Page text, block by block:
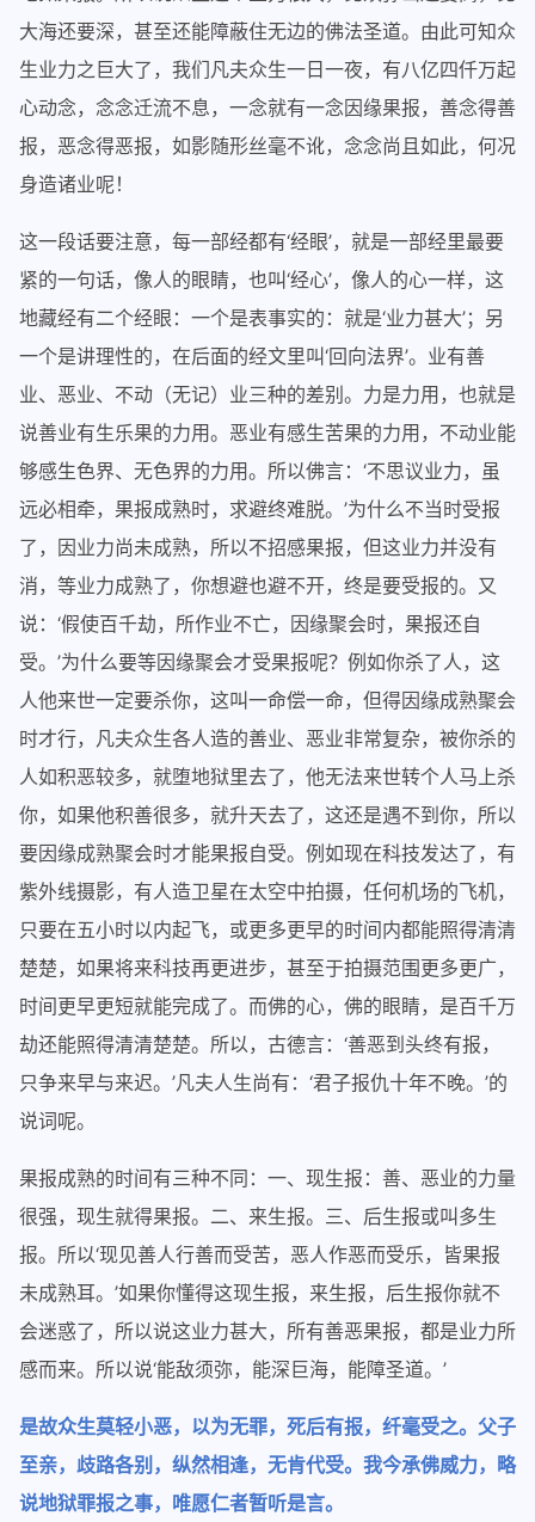
大海还要深，甚至还能障蔽住无边的佛法圣道。由此可知众
生业力之巨大了，我们凡夫众生一日一夜，有八亿四仟万起
心动念，念念迁流不息，一念就有一念因缘果报，善念得善
报，恶念得恶报，如影随形丝毫不讹，念念尚且如此，何况
身造诸业呢！
这一段话要注意，每一部经都有‘经眼’，就是一部经里最要
紧的一句话，像人的眼睛，也叫‘经心’，像人的心一样，这
地藏经有二个经眼：一个是表事实的：就是‘业力甚大’；另
一个是讲理性的，在后面的经文里叫‘回向法界’。业有善
业、恶业、不动（无记）业三种的差别。力是力用，也就是
说善业有生乐果的力用。恶业有感生苦果的力用，不动业能
够感生色界、无色界的力用。所以佛言：‘不思议业力，虽
远必相牵，果报成熟时，求避终难脱。’为什么不当时受报
了，因业力尚未成熟，所以不招感果报，但这业力并没有
消，等业力成熟了，你想避也避不开，终是要受报的。又
说：‘假使百千劫，所作业不亡，因缘聚会时，果报还自
受。’为什么要等因缘聚会才受果报呢？例如你杀了人，这
人他来世一定要杀你，这叫一命偿一命，但得因缘成熟聚会
时才行，凡夫众生各人造的善业、恶业非常复杂，被你杀的
人如积恶较多，就堕地狱里去了，他无法来世转个人马上杀
你，如果他积善很多，就升天去了，这还是遇不到你，所以
要因缘成熟聚会时才能果报自受。例如现在科技发达了，有
紫外线摄影，有人造卫星在太空中拍摄，任何机场的飞机，
只要在五小时以内起飞，或更多更早的时间内都能照得清清
楚楚，如果将来科技再更进步，甚至于拍摄范围更多更广，
时间更早更短就能完成了。而佛的心，佛的眼睛，是百千万
劫还能照得清清楚楚。所以，古德言：‘善恶到头终有报，
只争来早与来迟。’凡夫人生尚有：‘君子报仇十年不晚。’的
说词呢。
果报成熟的时间有三种不同：一、现生报：善、恶业的力量
很强，现生就得果报。二、来生报。三、后生报或叫多生
报。所以‘现见善人行善而受苦，恶人作恶而受乐，皆果报
未成熟耳。’如果你懂得这现生报，来生报，后生报你就不
会迷惑了，所以说这业力甚大，所有善恶果报，都是业力所
感而来。所以说‘能敌须弥，能深巨海，能障圣道。’
是故众生莫轻小恶，以为无罪，死后有报，纤毫受之。父子
至亲，歧路各别，纵然相逢，无肯代受。我今承佛威力，略
说地狱罪报之事，唯愿仁者暂听是言。